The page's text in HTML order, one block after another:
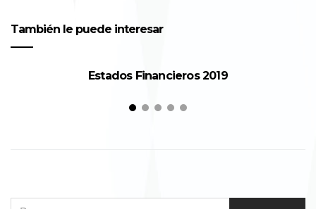
También le puede interesar
Estados Financieros 2019